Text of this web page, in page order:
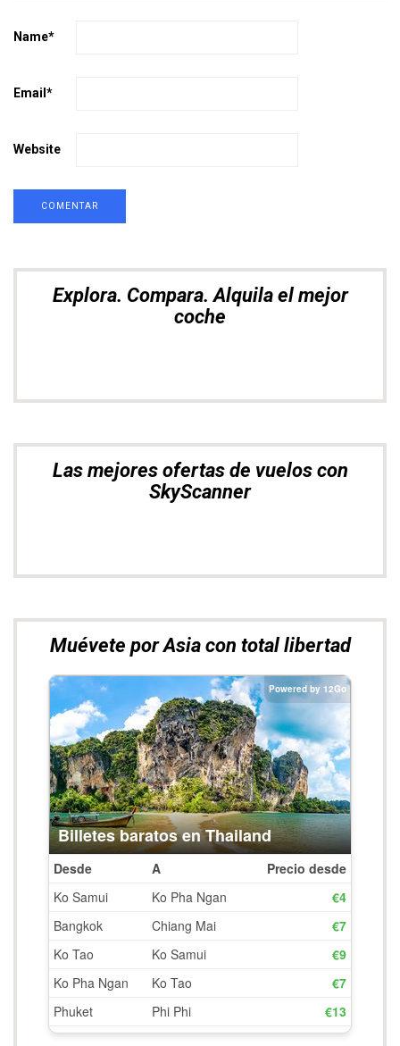
Name*
Email *
Website
Las mejores ofertas de vuelos con
SkyScanner
Muévete por Asia con total libertad